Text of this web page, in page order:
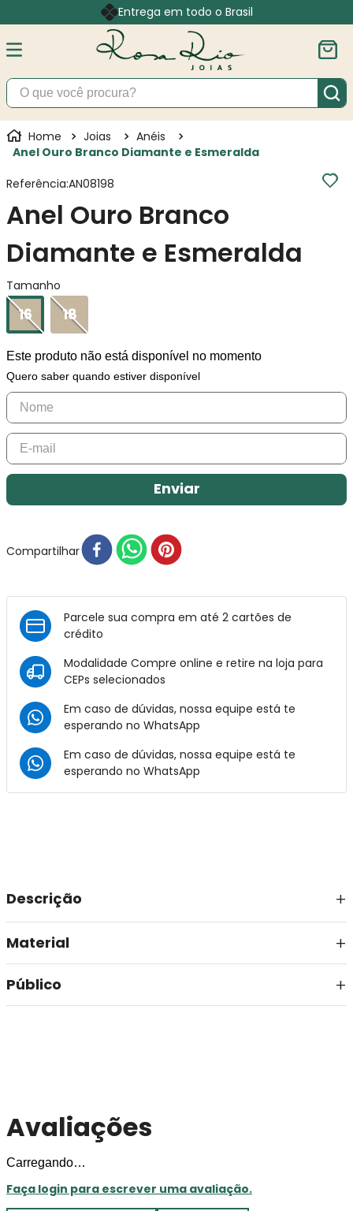
Entrega em todo o Brasil
O que você procura?
Joias
Anéis
Anel Ouro Branco Diamante e Esmeralda
Referência:AN08198
Anel Ouro Branco
Diamante e Esmeralda
Tamanho
16 18
Este produto não está disponível no momento
Quero saber quando estiver disponível
Enviar
Compartilhar
Parcele sua compra em até 2 cartões de
crédito
Modalidade Compre online e retire na loja para
CEPs selecionados
Em caso de dúvidas, nossa equipe está te
esperando no WhatsApp
Em caso de dúvidas, nossa equipe está te
esperando no WhatsApp
Descrição
Material
Público
Avaliações
Carregando…
Faça login para escrever uma avaliação.